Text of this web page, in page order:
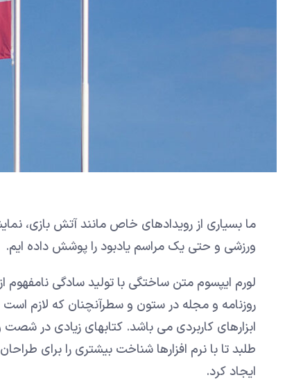
ما بسیاری از رویدادهای خاص مانند آتش بازی،
ورزشی و حتی یک مراسم یادبود را پوشش داده ایم.
لورم ایپسوم متن ساختگی با تولید سادگی
روزنامه و مجله در ستون و سطرآنچنان که لازم است
ابزارهای کاربردی می باشد. کتابهای زیادی در
طلبد تا با نرم افزارها شناخت بیشتری را برای
ایجاد کرد.